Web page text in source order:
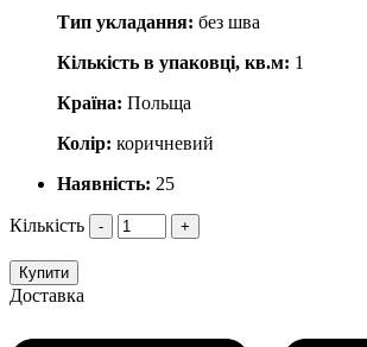
Тип укладання: без шва
Кількість в упаковці, кв.м: 1
Країна: Польща
Колір: коричневий
Наявність: 25
Кількість - +
Купити
Доставка